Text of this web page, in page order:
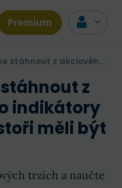
Premium
indikátory predikují, že by investoři měli být opatrní
z
indikátory
měli být
trzích a naučte